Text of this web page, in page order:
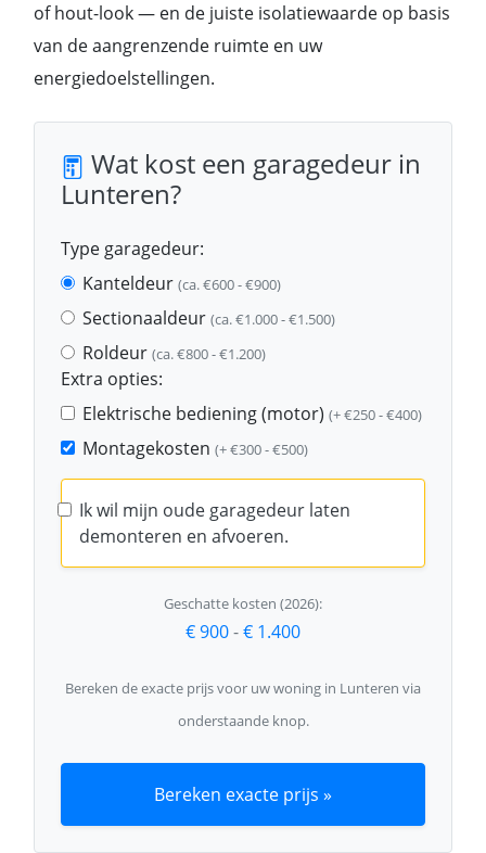
of hout-look — en de juiste isolatiewaarde op basis
van de aangrenzende ruimte en uw
energiedoelstellingen.
Wat kost een garagedeur in
Lunteren?
Type garagedeur:
Kanteldeur (ca. €600 - €900)
Sectionaaldeur (ca. €1.000 - €1.500)
Roldeur (ca. €800 - €1.200)
Extra opties:
Elektrische bediening (motor) (+ €250 - €400)
Montagekosten (+ €300 - €500)
Ik wil mijn oude garagedeur laten
demonteren en afvoeren.
Geschatte kosten (2026):
€ 900-€ 1.400
Bereken de exacte prijs voor uw woning in Lunteren via
onderstaande knop.
Bereken exacte prijs »